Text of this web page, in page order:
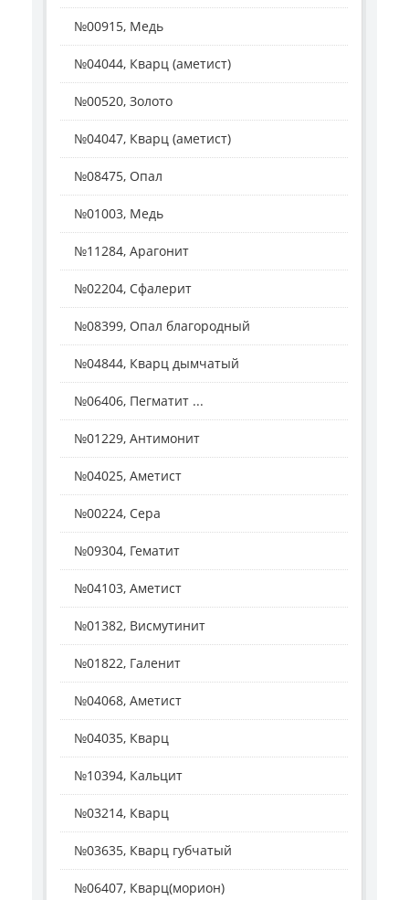
№00915, Медь
№04044, Кварц (аметист)
№00520, Золото
№04047, Кварц (аметист)
№08475, Опал
№01003, Медь
№11284, Арагонит
№02204, Сфалерит
№08399, Опал благородный
№04844, Кварц дымчатый
№06406, Пегматит ...
№01229, Антимонит
№04025, Аметист
№00224, Сера
№09304, Гематит
№04103, Аметист
№01382, Висмутинит
№01822, Галенит
№04068, Аметист
№04035, Кварц
№10394, Кальцит
№03214, Кварц
№03635, Кварц губчатый
№06407, Кварц(морион)